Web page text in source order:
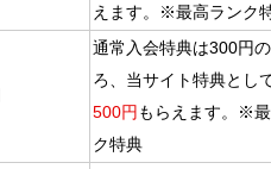
えます。※最高ランク
通常入会特典は300円
ろ、当サイト特典とし
500円 もらえます。※
ク特典